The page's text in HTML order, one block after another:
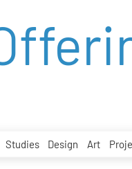
Studies Design Art